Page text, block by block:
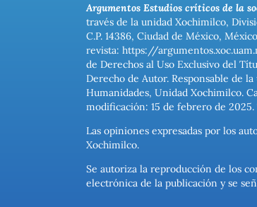
Argumentos Estudios críticos de la
través de la unidad Xochimilco,
C.P. 14386, Ciudad de México,
revista: https://
de Derechos al Uso Exclusivo del
Derecho de Autor. Responsable de
Humanidades, Unidad Xochimilco.
modificación: 15 de febrero de
Las opiniones expresadas por los
Xochimilco.
Se autoriza la reproducción de los
electrónica de la publicación y se